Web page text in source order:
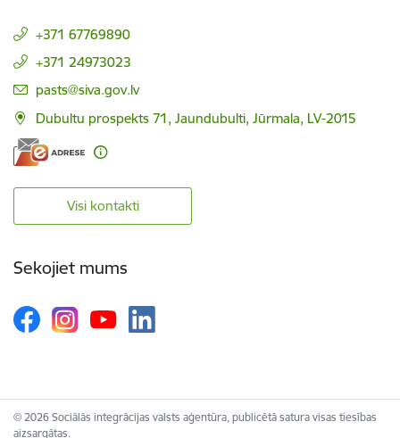
+371 67769890
+371 24973023
E-pasts:
pasts@siva.gov.lv
Dubultu prospekts 71, Jaundubulti, Jūrmala, LV-2015
Visi kontakti
Sekojiet mums
© 2026 Sociālās integrācijas valsts aģentūra, publicētā satura visas tiesības
aizsargātas.